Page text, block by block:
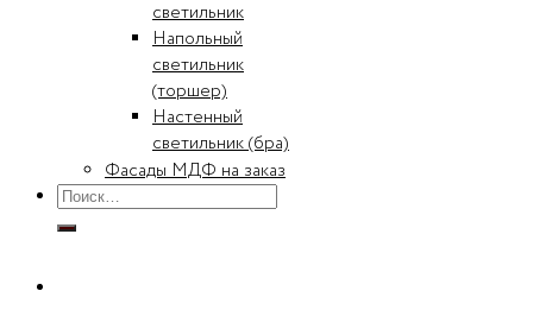
светильник
Напольный
светильник
(торшер)
Настенный
светильник (бра)
Фасады МДФ на заказ
Искать: